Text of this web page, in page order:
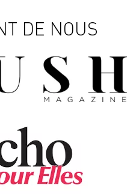
DE NOUS